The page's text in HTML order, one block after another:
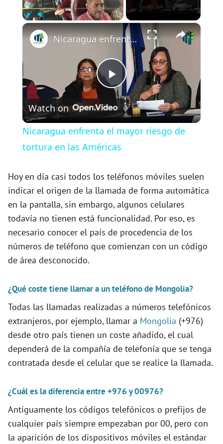
Fullscreen ×
P
l
a
y
V
i
e
o
Nicaragua enfrenta el mayor riesgo de tortura en las Américas
Watch on
Nicaragua enfrenta el mayor riesgo de
tortura en las Américas
Hoy en día casi todos los teléfonos móviles suelen
indicar el origen de la llamada de forma automática
en la pantalla, sin embargo, algunos celulares
todavía no tienen está funcionalidad. Por eso, es
necesario conocer el país de procedencia de los
números de teléfono que comienzan con un código
de área desconocido.
¿Qué coste tiene llamar a un teléfono de Mongolia?
Todas las llamadas realizadas a números telefónicos
extranjeros, por ejemplo, llamar a Mongolia (+976)
desde otro país tienen un coste añadido, el cual
dependerá de la compañía de telefonía que se tenga
contratada desde el celular que se realice la llamada.
¿Cuál es la diferencia entre +976 y 00976?
Antiguamente los códigos telefónicos o prefijos de
cualquier país siempre empezaban por 00, pero con
la aparición de los dispositivos móviles el estándar